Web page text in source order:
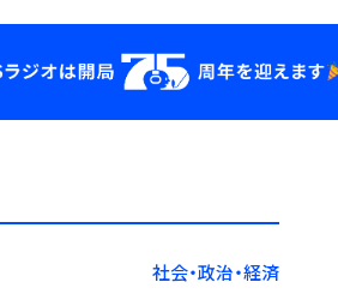
YouTube
会社情報社会・政治・経済